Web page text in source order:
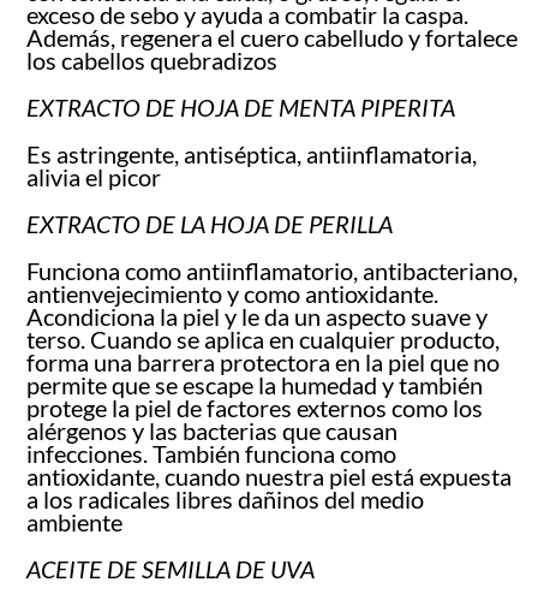
exceso de sebo y ayuda a combatir la caspa.
Además, regenera el cuero cabelludo y fortalece
los cabellos quebradizos
EXTRACTO DE HOJA DE MENTA PIPERITA
Es astringente, antiséptica, antiinflamatoria,
alivia el picor
EXTRACTO DE LA HOJA DE PERILLA
Funciona como antiinflamatorio, antibacteriano,
antienvejecimiento y como antioxidante.
Acondiciona la piel y le da un aspecto suave y
terso. Cuando se aplica en cualquier producto,
forma una barrera protectora en la piel que no
permite que se escape la humedad y también
protege la piel de factores externos como los
alérgenos y las bacterias que causan
infecciones. También funciona como
antioxidante, cuando nuestra piel está expuesta
a los radicales libres dañinos del medio
ambiente
ACEITE DE SEMILLA DE UVA